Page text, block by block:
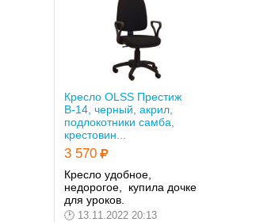
Кресло OLSS Престиж
В-14, черный, акрил,
подлокотники самба,
крестовин...
3 570
Кресло удобное,
недорогое, купила дочке
для уроков.
13.11.2022 20:13